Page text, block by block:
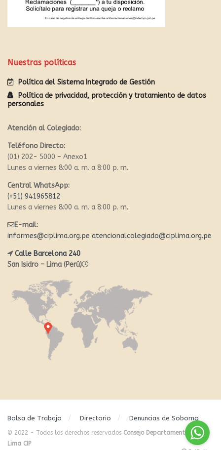
Nuestras políticas
Política del Sistema Integrado de Gestión
Política de privacidad, protección y tratamiento de datos
personales
Atención al Colegiado:
Teléfono Directo:
(01) 202- 5000 – Anexo1
Lunes a viernes 8:00 a. m. a 8:00 p. m.
Central WhatsApp:
(+51) 941965812
Lunes a viernes 8:00 a. m. a 8:00 p. m.
E-mail:
informes@ciplima.org.pe atencionalcolegiado@ciplima.org.pe
Calle Barcelona 240
San Isidro – Lima (Perú)
Bolsa de Trabajo Directorio Denuncias de Soborno
© 2022 - Todos los derechos reservados Consejo Departamental de
Lima CIP